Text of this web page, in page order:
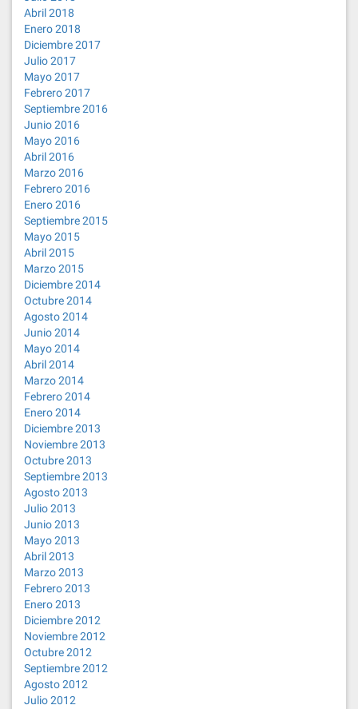
Abril 2018
Enero 2018
Diciembre 2017
Julio 2017
Mayo 2017
Febrero 2017
Septiembre 2016
Junio 2016
Mayo 2016
Abril 2016
Marzo 2016
Febrero 2016
Enero 2016
Septiembre 2015
Mayo 2015
Abril 2015
Marzo 2015
Diciembre 2014
Octubre 2014
Agosto 2014
Junio 2014
Mayo 2014
Abril 2014
Marzo 2014
Febrero 2014
Enero 2014
Diciembre 2013
Noviembre 2013
Octubre 2013
Septiembre 2013
Agosto 2013
Julio 2013
Junio 2013
Mayo 2013
Abril 2013
Marzo 2013
Febrero 2013
Enero 2013
Diciembre 2012
Noviembre 2012
Octubre 2012
Septiembre 2012
Agosto 2012
Julio 2012